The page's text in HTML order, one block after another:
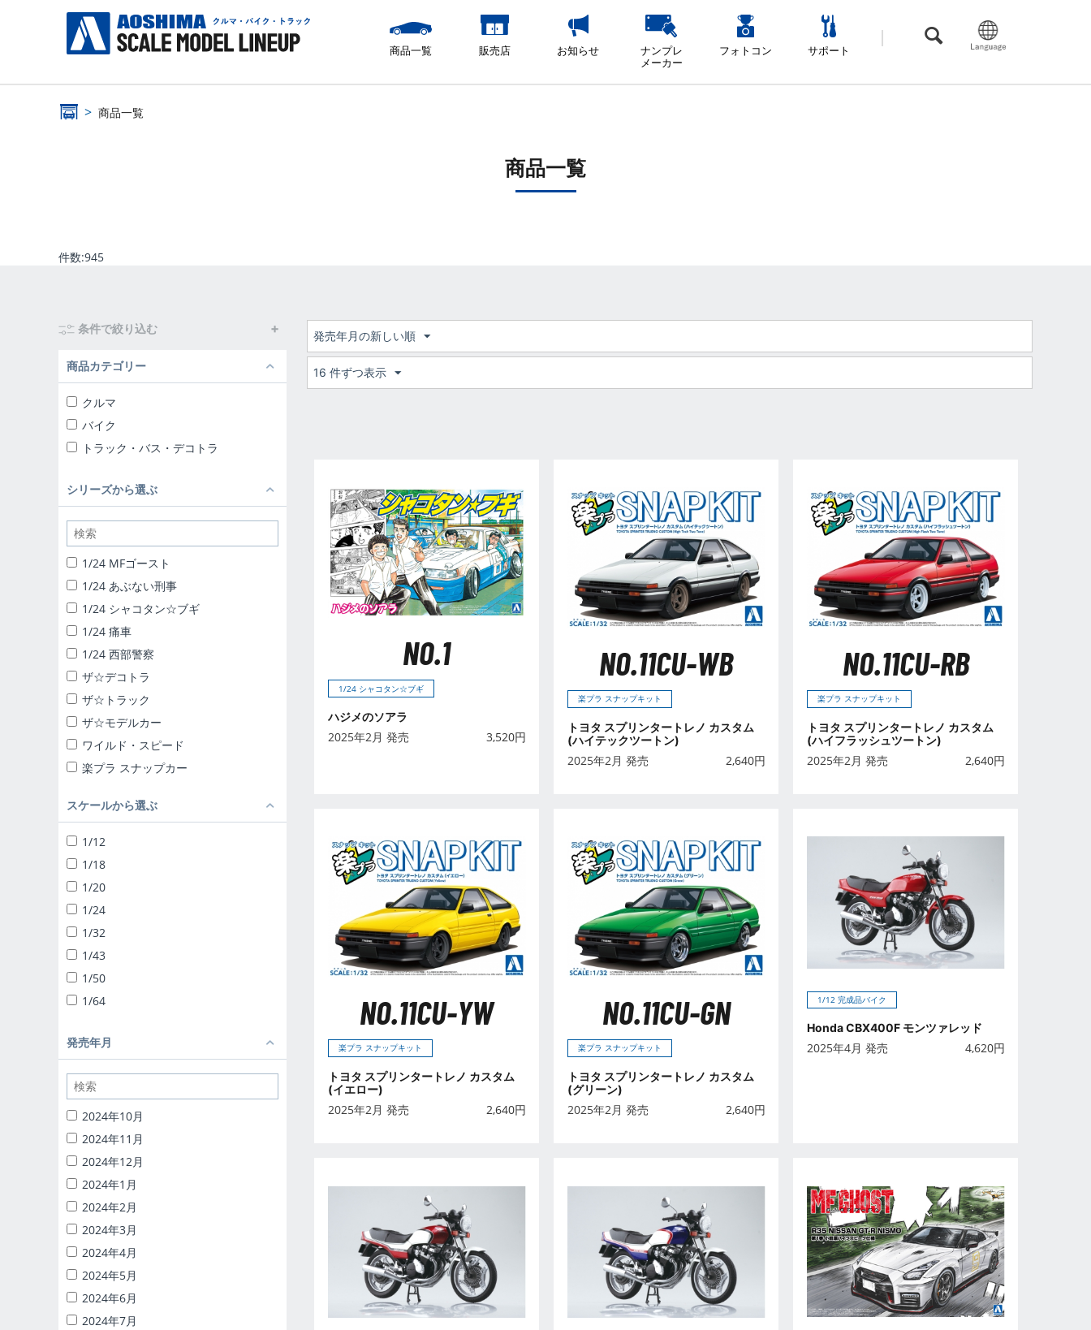
商品一覧 販売店 お知らせ
ナンプレ
メーカー
フォトコン サポート
商品一覧
商品一覧
件数:945
条件で絞り込む
商品カテゴリー
クルマ
バイク
トラック・バス・デコトラ
シリーズから選ぶ
1/24 MFゴースト
1/24 あぶない刑事
1/24 シャコタン☆ブギ
1/24 痛車
1/24 西部警察
ザ☆デコトラ
ザ☆トラック
ザ☆モデルカー
ワイルド・スピード
楽プラ スナップカー
ザ☆チューンドカー
ザ☆スナップキット
ザ☆スーパーカー
1/24 リバティーウォーク
ザ☆チューンドパーツ
ザ☆バイク
1/12 完成品バイク
1/32 トラック野郎
1/32 バリューデコトラ
ザ☆デコトラパーツ
1/64 ミニデコNEXT
1/24 移動販売
1/32 RCトラック野郎
1/24 頭文字D
バック・トゥ・ザ・フューチャー
ナイトライダー
1/24 ディテールアップパーツ
ブラインドトイ
カプセルトイ
ザ☆ミニカー 1/18
ザ☆ミニカー 1/43
スケールから選ぶ
1/12
1/18
1/20
1/24
1/32
1/43
1/50
1/64
発売年月
2024年10月
2024年11月
2024年12月
2024年1月
2024年2月
2024年3月
2024年4月
2024年5月
2024年6月
2024年7月
発売年月の新しい順
16 件ずつ表示
NO.1
1/24 シャコタン☆ブギ
ハジメのソアラ
2025年2月 発売 3,520円
NO.11CU-WB
楽プラ スナップキット
トヨタ スプリンタートレノ カスタム
(ハイテックツートン)
2025年2月 発売 2,640円
NO.11CU-RB
楽プラ スナップキット
トヨタ スプリンタートレノ カスタム
(ハイフラッシュツートン)
2025年2月 発売 2,640円
NO.11CU-YW
楽プラ スナップキット
トヨタ スプリンタートレノ カスタム
(イエロー)
2025年2月 発売 2,640円
NO.11CU-GN
楽プラ スナップキット
トヨタ スプリンタートレノ カスタム
(グリーン)
2025年2月 発売 2,640円
1/12 完成品バイク
Honda CBX400F モンツァレッド
2025年4月 発売 4,620円